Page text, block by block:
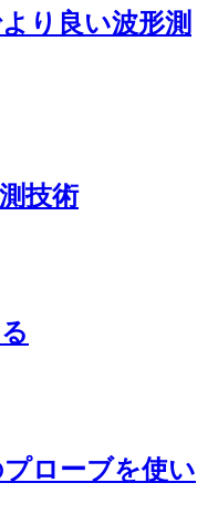
り良い波形測
技術
ローブを使い